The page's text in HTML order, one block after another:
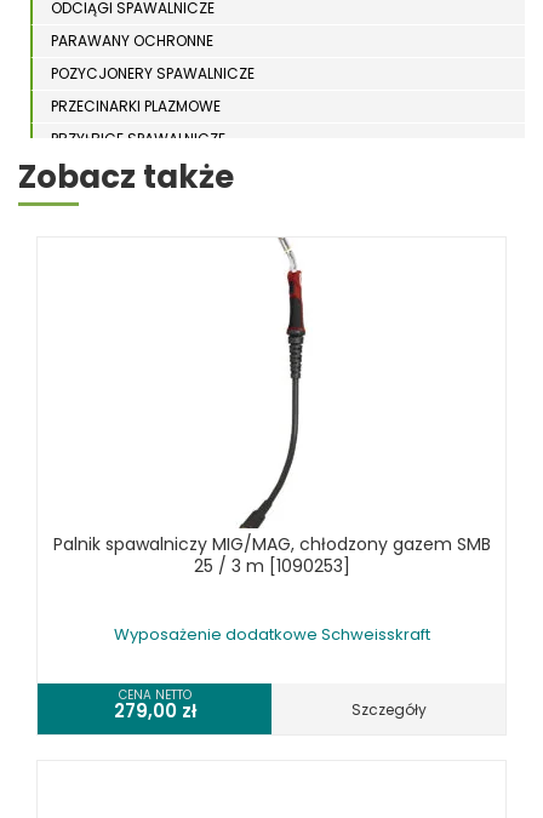
ODCIĄGI SPAWALNICZE
PARAWANY OCHRONNE
POZYCJONERY SPAWALNICZE
PRZECINARKI PLAZMOWE
PRZYŁBICE SPAWALNICZE
SPAWARKI
STOŁY SPAWALNICZE
WYPOSAŻENIE DODATKOWE SCHWEISSKRAFT
Zobacz także
Palnik spawalniczy MIG/MAG, chłodzony gazem SMB
25 / 3 m [1090253]
Wyposażenie dodatkowe Schweisskraft
CENA NETTO
279,00 zł Szczegóły